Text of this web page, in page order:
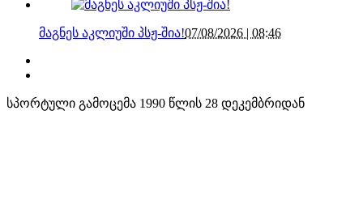
მაგნეს აკლიუში პსჟ-შია!07/08/2026 | 08:46
სპორტული გამოცემა 1990 წლის 28 დეკემბრიდან